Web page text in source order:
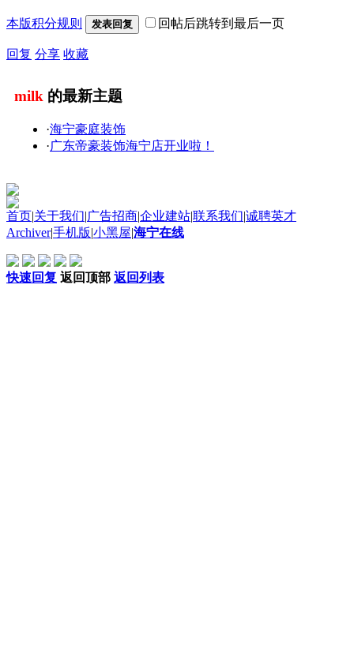
本版积分规则 发表回复 回帖后跳转到最后一页
回复 分享 收藏
milk 的最新主题
·海宁豪庭装饰
·广东帝豪装饰海宁店开业啦！
首页|关于我们|广告招商|企业建站|联系我们|诚聘英才
Archiver|手机版|小黑屋|海宁在线
快速回复 返回顶部 返回列表